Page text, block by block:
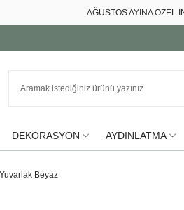
AĞUSTOS AYINA ÖZEL
DEKORASYON AYDINLATMA
Beyaz